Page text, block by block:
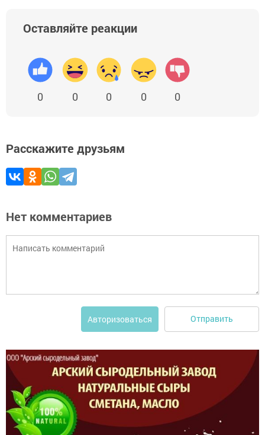
Оставляйте реакции
0 0 0 0 0
Расскажите друзьям
Нет комментариев
Авторизоваться Отправить